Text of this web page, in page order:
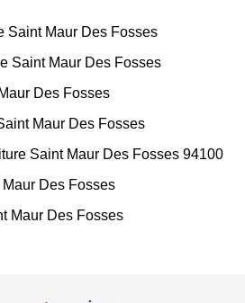
Saint Maur Des Fosses
Saint Maur Des Fosses
Des Fosses
Maur Des Fosses
Saint Maur Des Fosses 94100
Des Fosses
Maur Des Fosses